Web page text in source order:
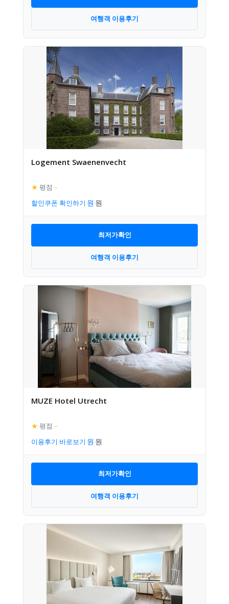
여행객 이용후기
Logement Swaenenvecht
★ 평점 –
할인쿠폰 확인하기
최저가확인
여행객 이용후기
MUZE Hotel Utrecht
★ 평점 –
이용후기 바로보기
최저가확인
여행객 이용후기